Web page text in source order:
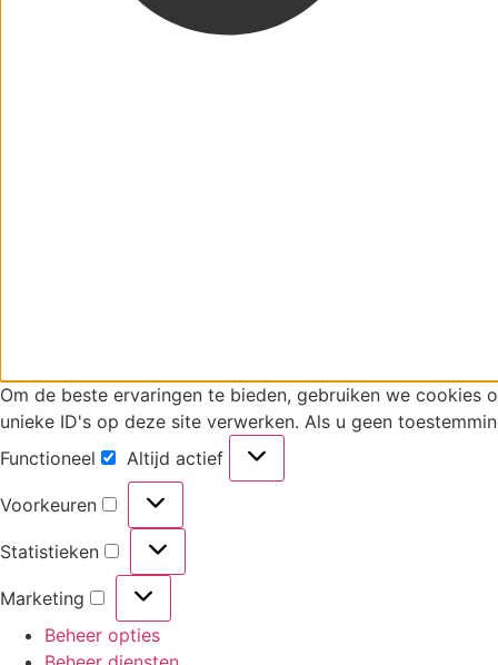
Om de beste ervaringen te bieden, gebruiken we
unieke ID's op deze site verwerken. Als u geen
Functioneel
Functioneel
Altijd actief
Voorkeuren
Voorkeuren
Statistieken
Statistieken
Marketing
Marketing
Beheer opties